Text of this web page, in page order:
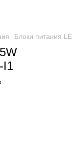
Блоки питания
I1